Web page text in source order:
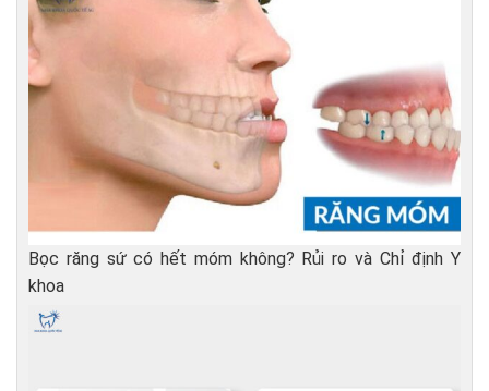
Bọc răng sứ có hết móm không? Rủi ro và Chỉ định Y
khoa